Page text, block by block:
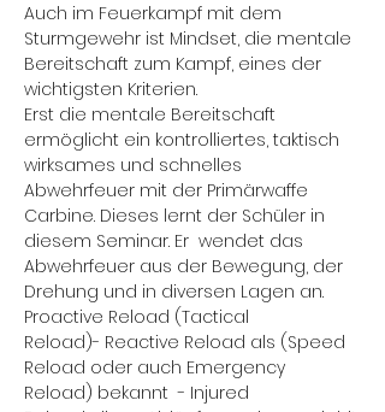
Auch im Feuerkampf mit dem
Sturmgewehr ist Mindset, die mentale
Bereitschaft zum Kampf, eines der
wichtigsten Kriterien.
Erst die mentale Bereitschaft
ermöglicht ein kontrolliertes, taktisch
wirksames und schnelles
Abwehrfeuer mit der Primärwaffe
Carbine. Dieses lernt der Schüler in
diesem Seminar. Er wendet das
Abwehrfeuer aus der Bewegung, der
Drehung und in diversen Lagen an.
Proactive Reload (Tactical
Reload)- Reactive Reload als (Speed
Reload oder auch Emergency
Reload) bekannt - Injured